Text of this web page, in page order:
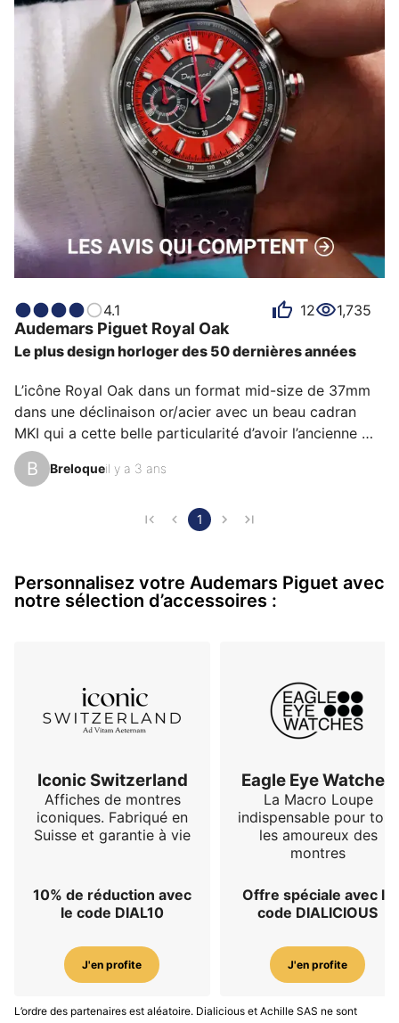
4.1 12 1,735
Audemars Piguet Royal Oak
Le plus design horloger des 50 dernières années
L’icône Royal Oak dans un format mid-size de 37mm
dans une déclinaison or/acier avec un beau cadran
MKI qui a cette belle particularité d’avoir l’ancienne
typographie AP. Une icône dont on ne se lasse pas,
tant son design tranché ne laisse pas indifférent, le
B Breloqueil y a 3 ans
1
Personnalisez votre Audemars Piguet avec
notre sélection d’accessoires :
Iconic Switzerland
Affiches de montres
iconiques. Fabriqué en
Suisse et garantie à vie
10% de réduction avec
le code DIAL10
J'en profite
Eagle Eye Watches
La Macro Loupe
indispensable pour tous
les amoureux des
montres
Offre spéciale avec le
code DIALICIOUS
J'en profite
L’ordre des partenaires est aléatoire. Dialicious et Achille SAS ne sont